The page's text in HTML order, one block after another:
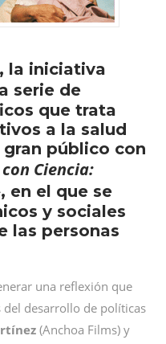
la iniciativa
serie de
que trata
a la salud
público con
Ciencia:
, en el que se
y sociales
las personas
una reflexión que
desarrollo de políticas
(Anchoa Films) y